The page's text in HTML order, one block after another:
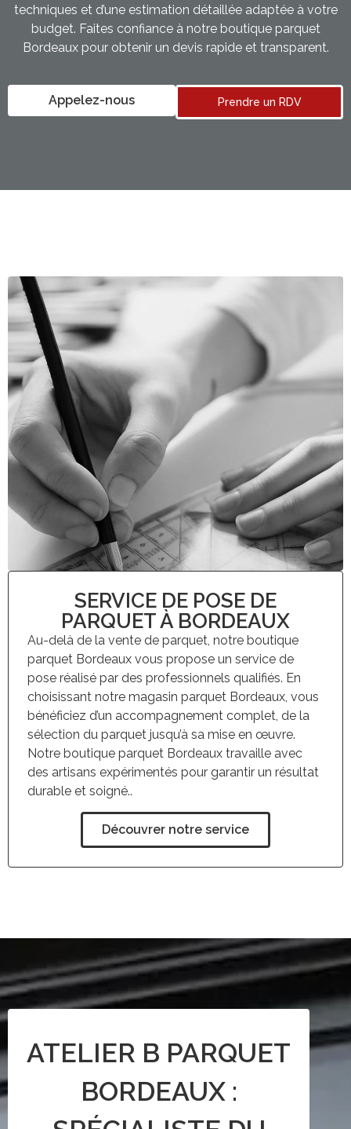
techniques et d’une estimation détaillée adaptée à votre
budget. Faites confiance à notre boutique parquet
Bordeaux pour obtenir un devis rapide et transparent.
Appelez-nous Prendre un RDV
SERVICE DE POSE DE
PARQUET À BORDEAUX
Au-delà de la vente de parquet, notre boutique
parquet Bordeaux vous propose un service de
pose réalisé par des professionnels qualifiés. En
choisissant notre magasin parquet Bordeaux, vous
bénéficiez d’un accompagnement complet, de la
sélection du parquet jusqu’à sa mise en œuvre.
Notre boutique parquet Bordeaux travaille avec
des artisans expérimentés pour garantir un résultat
durable et soigné..
Découvrer notre service
ATELIER B PARQUET
BORDEAUX :